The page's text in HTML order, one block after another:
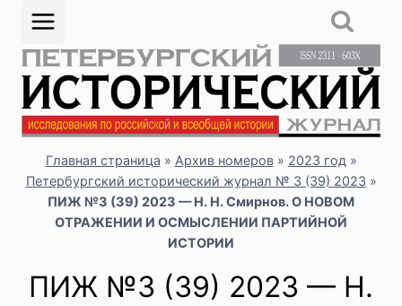
Перейти
содержимому
Главная страница » Архив номеров» 2023 год »
Петербургский исторический журнал № 3 (39) 2023 »
ПИЖ №3 (39) 2023 — Н. Н. Смирнов. О НОВОМ
ОТРАЖЕНИИ И ОСМЫСЛЕНИИ ПАРТИЙНОЙ
ИСТОРИИ
ПИЖ №3 (39) 2023 — Н.